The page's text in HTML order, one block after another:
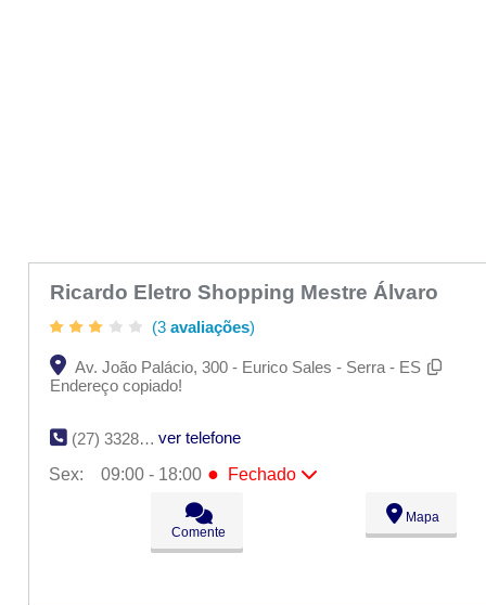
Ricardo Eletro Shopping Mestre Álvaro
(3 avaliações)
Av. João Palácio, 300 - Eurico Sales - Serra - ES
Endereço copiado!
(27) 3328-8256
ver telefone
Sex:
09:00 - 18:00 ● Fechado
09:00 - 18:00
09:00 - 18:00
09:00 - 18:00
Comente
Mapa